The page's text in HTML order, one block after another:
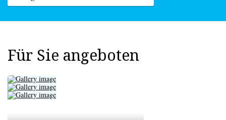
Für Sie angeboten